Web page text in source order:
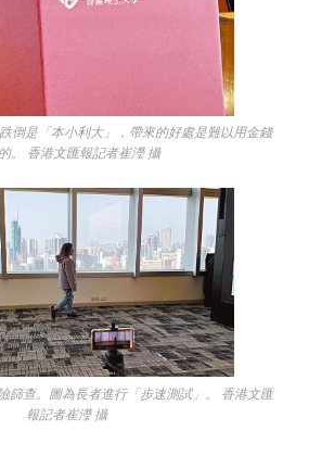
倒是「本小利大」，帶來的好處是難以用金錢
。 香港文匯報記者崔瀅 攝
篩查。圖為長者進行「步速測試」。 香港文匯
報記者崔瀅 攝